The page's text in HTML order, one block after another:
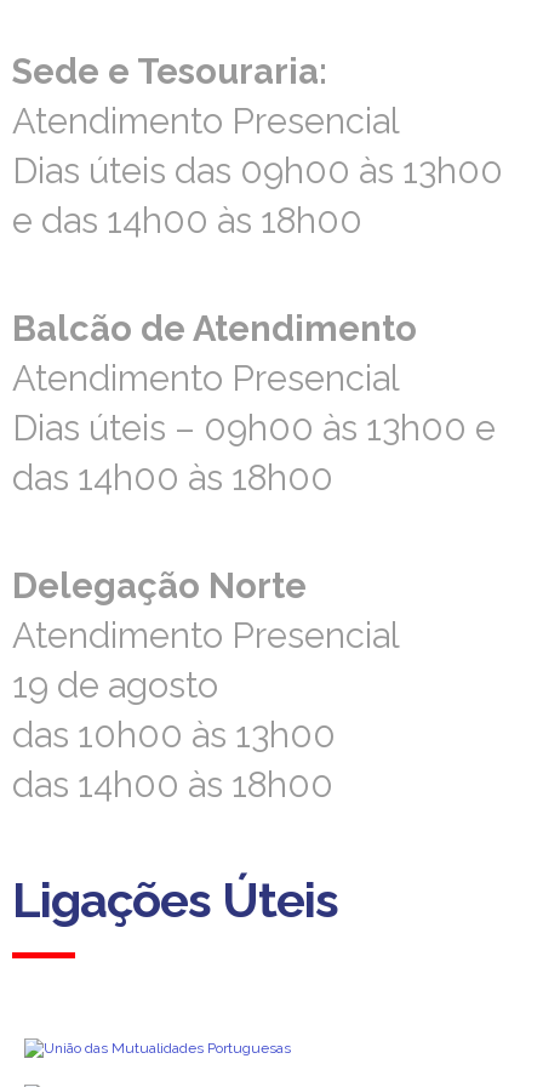
Sede e Tesouraria:
Atendimento Presencial
Dias úteis das 09h00 às 13h00
e das 14h00 às 18h00
Sede e Tesouraria:
Atendimento Presencial
Dias úteis das 09h00 às 13h00
e das 14h00 às 18h00
Balcão de Atendimento
Atendimento Presencial
Dias úteis – 09h00 às 13h00 e
das 14h00 às 18h00
Balcão de Atendimento
Atendimento Presencial
Dias úteis – 09h00 às 13h00 e
das 14h00 às 18h00
Delegação Norte
Atendimento Presencial
19 de agosto
das 10h00 às 13h00
das 14h00 às 18h00
Delegação Norte
Atendimento Presencial
19 de agosto
das 10h00 às 13h00
das 14h00 às 18h00
Ligações Úteis
Ligações Úteis